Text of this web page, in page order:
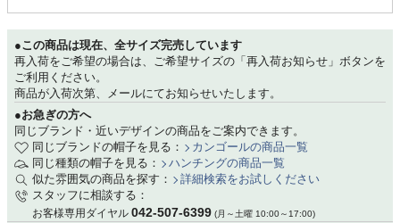
●この商品は現在、全サイズ完売しています
再入荷をご希望の場合は、ご希望サイズの「再入荷お知らせ」ボタンを
ご利用ください。
商品が入荷次第、メールにてお知らせいたします。
●お急ぎの方へ
同じブランド・近いデザインの商品をご案内できます。
同じブランドの帽子を見る：
カンゴールの商品一覧
同じ種類の帽子を見る：
ハンチングの商品一覧
似た雰囲気の商品を探す：
詳細検索をお試しください
スタッフに相談する：
お客様専用ダイヤル 042-507-6399 (月～土曜 10:00～17:00)